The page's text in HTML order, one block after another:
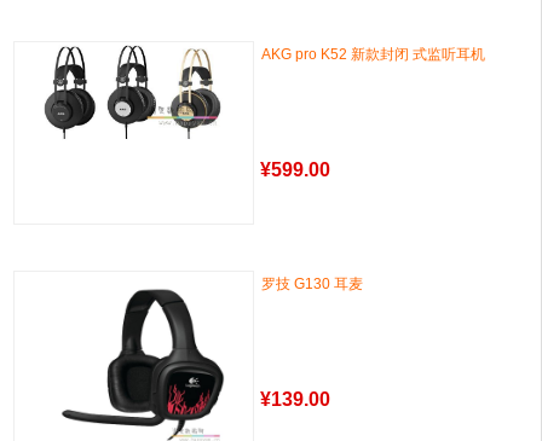
AKG pro K52 新款封闭 式监听耳机
¥599.00
罗技 G130 耳麦
¥139.00